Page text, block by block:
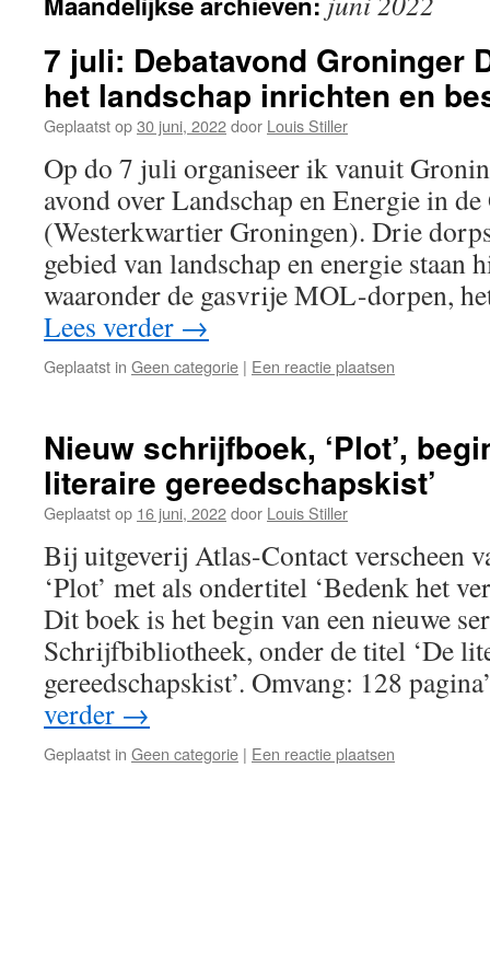
7 juli: Debatavond Groninger
het landschap inrichten en
Geplaatst op30 juni, 2022door Louis Stiller
Op do 7 juli organiseer ik vanuit
avond over Landschap en Energie in
(Westerkwartier Groningen). Drie
gebied van landschap en energie staan
waaronder de gasvrije MOL-dorpen,
Lees verder →
Geplaatst in Geen categorie | Een reactie plaatsen
Nieuw schrijfboek, ‘Plot’,
literaire gereedschapskist’
Geplaatst op 16 juni, 2022door Louis Stiller
Bij uitgeverij Atlas-Contact verscheen
‘Plot’ met als ondertitel ‘Bedenk het
Dit boek is het begin van een nieuwe
Schrijfbibliotheek, onder de titel ‘De
gereedschapskist’. Omvang: 128
verder →
Geplaatst in Geen categorie | Een reactie plaatsen